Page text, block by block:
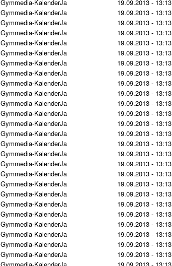
Gymmedia-KalenderJa
19.09.2013 - 13:13
Gymmedia-KalenderJa
19.09.2013 - 13:13
Gymmedia-KalenderJa
19.09.2013 - 13:13
Gymmedia-KalenderJa
19.09.2013 - 13:13
Gymmedia-KalenderJa
19.09.2013 - 13:13
Gymmedia-KalenderJa
19.09.2013 - 13:13
Gymmedia-KalenderJa
19.09.2013 - 13:13
Gymmedia-KalenderJa
19.09.2013 - 13:13
Gymmedia-KalenderJa
19.09.2013 - 13:13
Gymmedia-KalenderJa
19.09.2013 - 13:13
Gymmedia-KalenderJa
19.09.2013 - 13:13
Gymmedia-KalenderJa
19.09.2013 - 13:13
Gymmedia-KalenderJa
19.09.2013 - 13:13
Gymmedia-KalenderJa
19.09.2013 - 13:13
Gymmedia-KalenderJa
19.09.2013 - 13:13
Gymmedia-KalenderJa
19.09.2013 - 13:13
Gymmedia-KalenderJa
19.09.2013 - 13:13
Gymmedia-KalenderJa
19.09.2013 - 13:13
Gymmedia-KalenderJa
19.09.2013 - 13:13
Gymmedia-KalenderJa
19.09.2013 - 13:13
Gymmedia-KalenderJa
19.09.2013 - 13:13
Gymmedia-KalenderJa
19.09.2013 - 13:13
Gymmedia-KalenderJa
19.09.2013 - 13:13
Gymmedia-KalenderJa
19.09.2013 - 13:13
Gymmedia-KalenderJa
19.09.2013 - 13:13
Gymmedia-KalenderJa
19.09.2013 - 13:13